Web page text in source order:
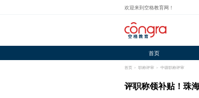
欢迎来到空格教育网！
首页
首页 > 职称评审 > 中级职称评审
评职称领补贴！珠